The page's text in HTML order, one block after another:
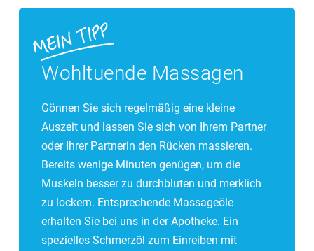
Wohltuende Massagen
Gönnen Sie sich regelmäßig eine kleine
Auszeit und lassen Sie sich von Ihrem Partner
oder Ihrer Partnerin den Rücken massieren.
Bereits wenige Minuten genügen, um die
Muskeln besser zu durchbluten und merklich
zu lockern. Entsprechende Massageöle
erhalten Sie bei uns in der Apotheke. Ein
spezielles Schmerzöl zum Einreiben mit